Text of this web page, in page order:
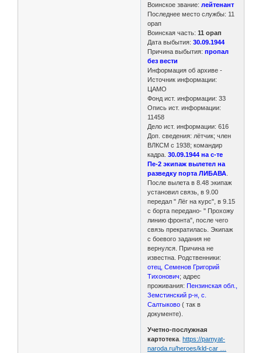
Воинское звание:лейтенант
Последнее место службы: 11
орап
Воинская часть:11 орап
Дата выбытия: 30.09.1944
Причина выбытия: пропал
без вести
Информация об архиве -
Источник информации:
ЦАМО
Фонд ист. информации: 33
Опись ист. информации:
11458
Дело ист. информации: 616
Доп. сведения: лётчик; член
ВЛКСМ с 1938; командир
кадра.30.09.1944 на с-те
Пе-2 экипаж вылетел на
разведку порта ЛИБАВА
После вылета в 8.48 экипаж
установил связь, в 9.00
передал " Лёг на курс", в 9.15
с борта передано- " Прохожу
линию фронта", после чего
связь прекратилась. Экипаж
с боевого задания не
вернулся. Причина не
известна. Родственники:
отец, Семенов Григорий
Тихонович; адрес
проживания:Пензинская обл.,
Земстинский р-н, с.
Салтыково ( так в
документе).
Учетно-послужная
картотека .https://pamyat-
naroda.ru/heroes/kld-car …